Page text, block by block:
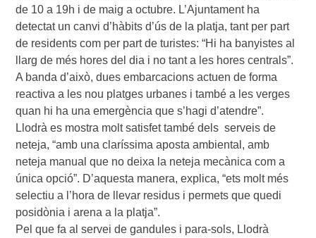
de 10 a 19h i de maig a octubre. L’Ajuntament ha
detectat un canvi d’hàbits d’ús de la platja, tant per part
de residents com per part de turistes: “Hi ha banyistes al
llarg de més hores del dia i no tant a les hores centrals”.
A banda d’això, dues embarcacions actuen de forma
reactiva a les nou platges urbanes i també a les verges
quan hi ha una emergència que s’hagi d’atendre”.
Llodrà es mostra molt satisfet també dels serveis de
neteja, “amb una claríssima aposta ambiental, amb
neteja manual que no deixa la neteja mecànica com a
única opció”. D’aquesta manera, explica, “ets molt més
selectiu a l’hora de llevar residus i permets que quedi
posidònia i arena a la platja”.
Pel que fa al servei de gandules i para-sols, Llodrà